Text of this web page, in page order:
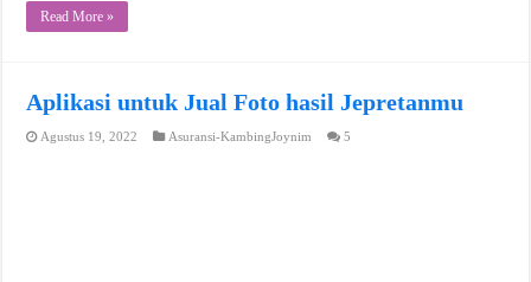
Read More »
Aplikasi untuk Jual Foto hasil Jepretanmu
Agustus 19, 2022 Asuransi-KambingJoynim 5